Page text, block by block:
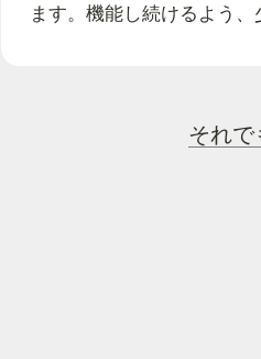
ます。機能し続けるよう、
それ